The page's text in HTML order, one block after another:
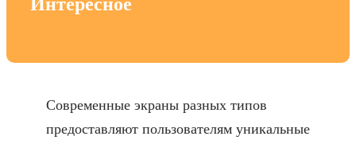
Интересное
Современные экраны разных типов
предоставляют пользователям уникальные